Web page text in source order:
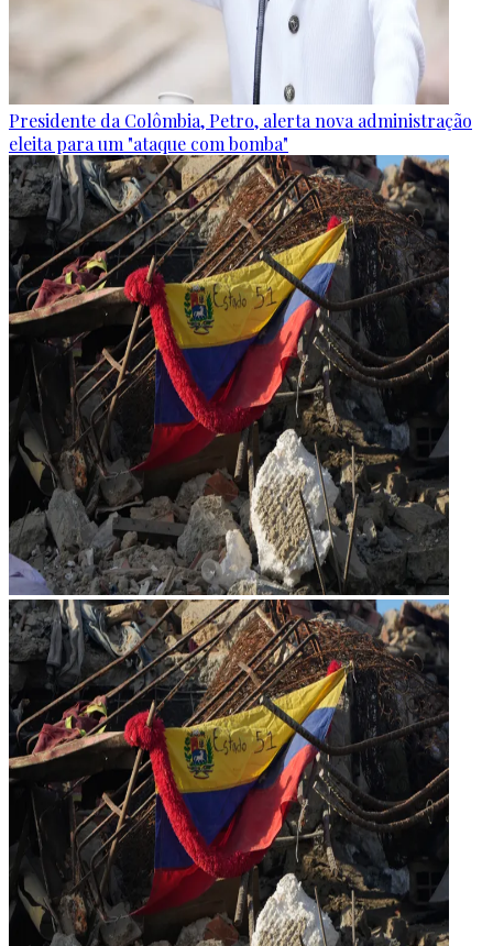
Presidente da Colômbia, Petro, alerta nova administração
eleita para um "ataque com bomba"